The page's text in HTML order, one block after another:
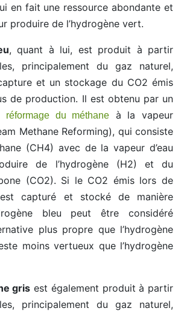
en fait une ressource abondante et
produire de l’hydrogène vert.
, quant à lui, est produit à partir
principalement du gaz naturel,
et un stockage du CO2 émis
de production. Il est obtenu par un
réformage du méthane
à la vapeur
Methane Reforming), qui consiste
(CH4) avec de la vapeur d’eau
de l’hydrogène (H2) et du
(CO2). Si le CO2 émis lors de
capturé et stocké de manière
bleu peut être considéré
plus propre que l’hydrogène
moins vertueux que l’hydrogène
gris est également produit à partir
principalement du gaz naturel,